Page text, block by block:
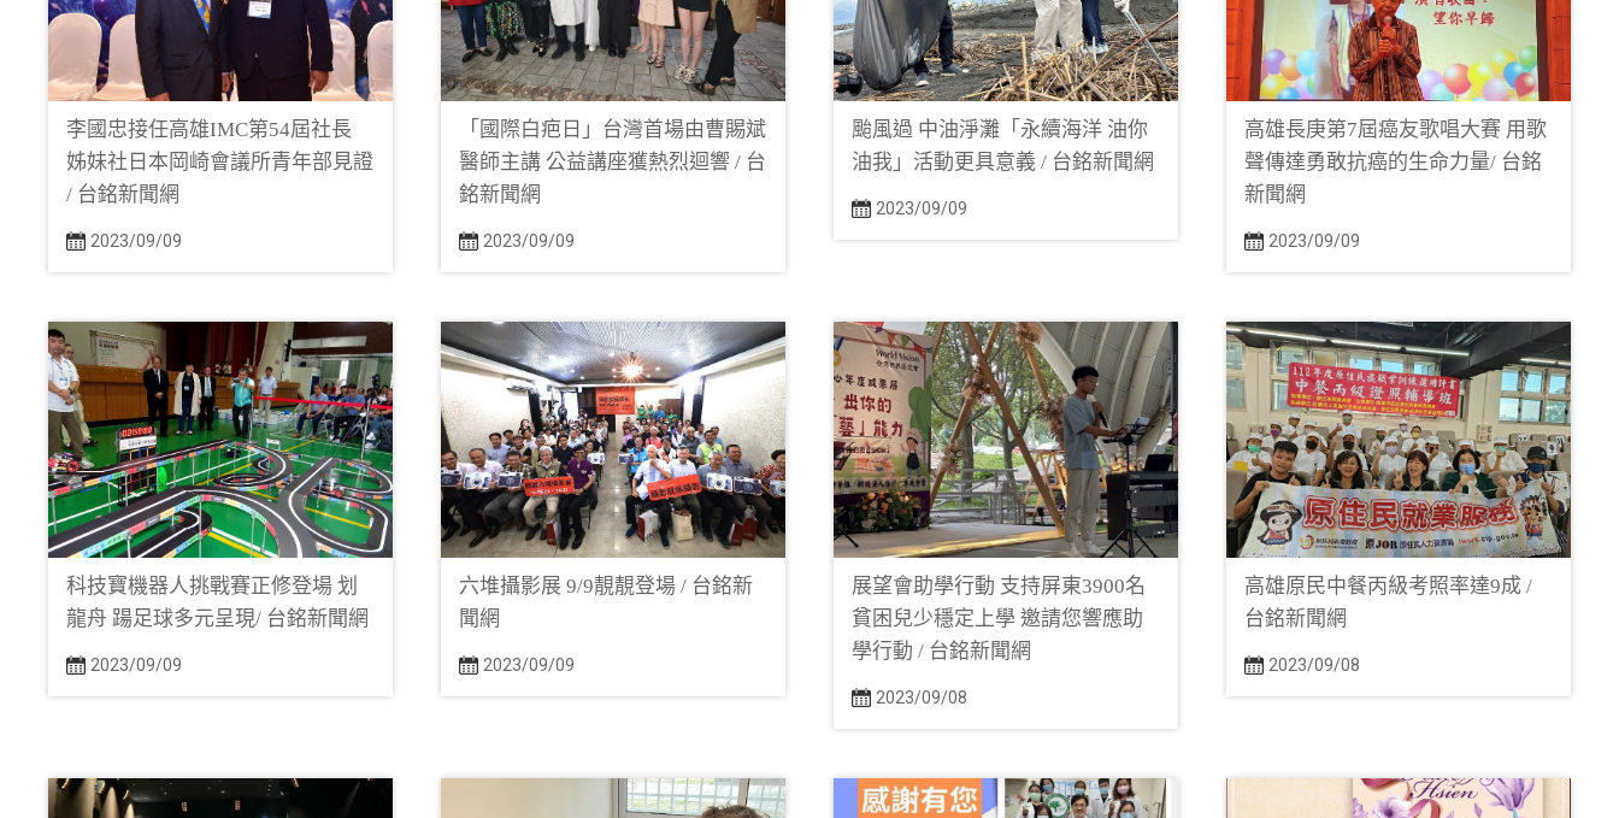
李國忠接任高雄IMC第54屆社長
姊妹社日本岡崎會議所青年部見證
/ 台銘新聞網
2023/09/09
「國際白疤日」台灣首場由曹賜斌
醫師主講 公益講座獲熱烈迴響 / 台
銘新聞網
2023/09/09
颱風過 中油淨灘「永續海洋 油你
油我」活動更具意義 / 台銘新聞網
2023/09/09
高雄長庚第7屆癌友歌唱大賽 用歌
聲傳達勇敢抗癌的生命力量/ 台銘
新聞網
2023/09/09
科技寶機器人挑戰賽正修登場 划
龍舟 踼足球多元呈現/ 台銘新聞網
2023/09/09
六堆攝影展 9/9靚靚登場 / 台銘新
聞網
2023/09/09
展望會助學行動 支持屏東3900名
貧困兒少穩定上學 邀請您響應助
學行動 / 台銘新聞網
2023/09/08
高雄原民中餐丙級考照率達9成 /
台銘新聞網
2023/09/08